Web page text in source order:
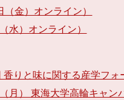
金）オンライン）
水）オンライン）
りと味に関する産学フ
） 東海大学高輪キャン